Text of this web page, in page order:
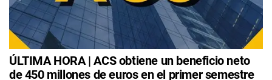
ÚLTIMA HORA | ACS obtiene un beneficio neto
de 450 millones de euros en el primer semestre